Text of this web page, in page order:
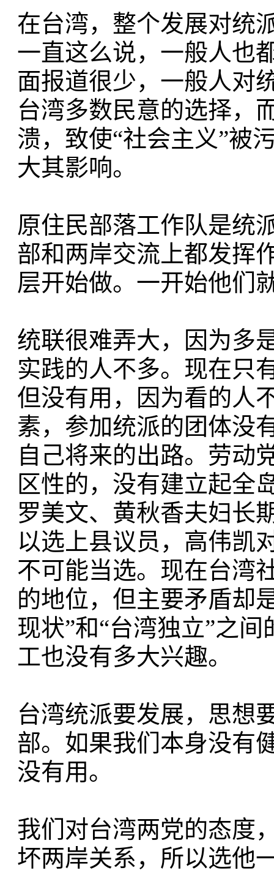
在台湾，整个发展对统
一直这么说，一般人也
面报道很少，一般人对
台湾多数民意的选择，
溃，致使“社会主义”被
大其影响。
原住民部落工作队是统
部和两岸交流上都发挥
层开始做。一开始他们
统联很难弄大，因为多
实践的人不多。现在只
但没有用，因为看的人
素，参加统派的团体没
自己将来的出路。劳动
区性的，没有建立起全
罗美文、黄秋香夫妇长
以选上县议员，高伟凯
不可能当选。现在台湾
的地位，但主要矛盾却
现状”和“台湾独立”之
工也没有多大兴趣。
台湾统派要发展，思想
部。如果我们本身没有
没有用。
我们对台湾两党的态度
坏两岸关系，所以选他